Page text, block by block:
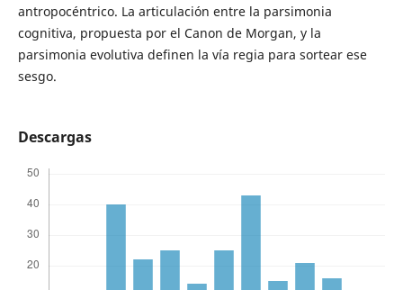
antropocéntrico. La articulación entre la parsimonia
cognitiva, propuesta por el Canon de Morgan, y la
parsimonia evolutiva definen la vía regia para sortear ese
sesgo.
Descargas